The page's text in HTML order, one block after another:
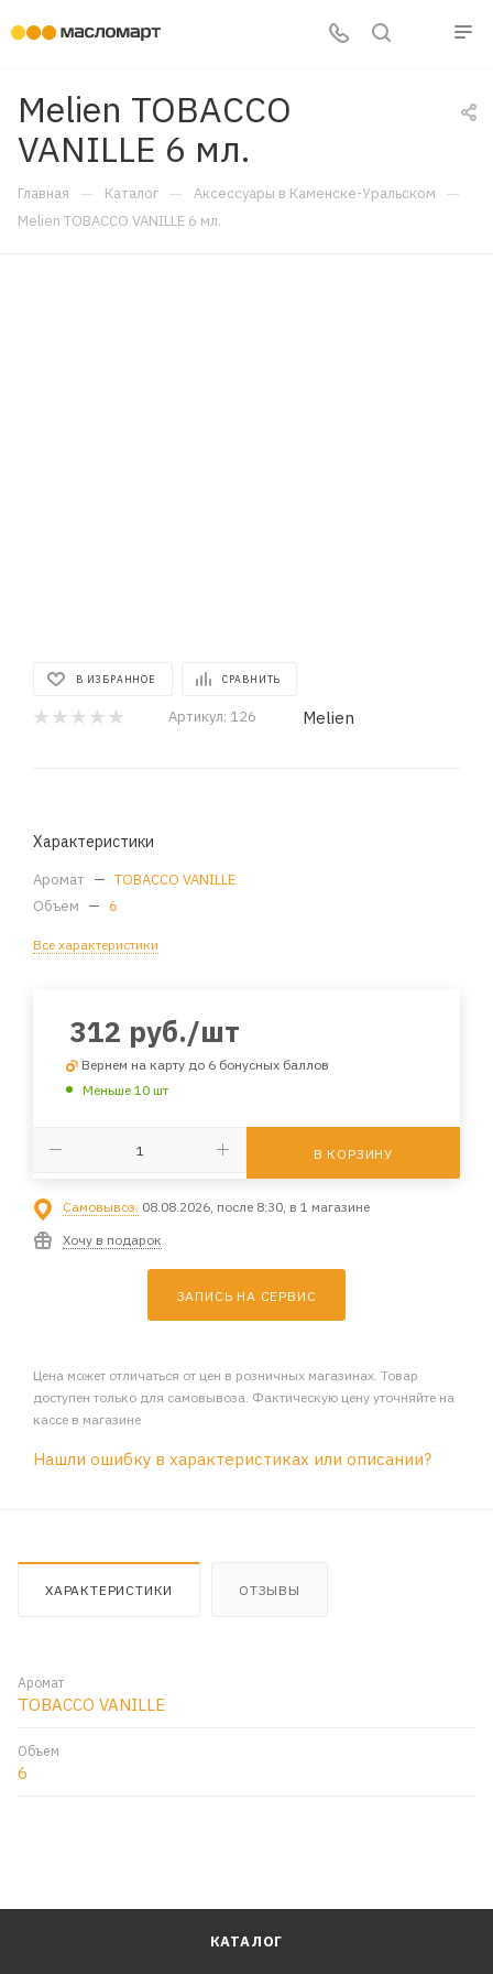
Melien TOBACCO
VANILLE 6 мл.
Главная — Каталог — Аксессуары в Каменске-Уральском —
Melien TOBACCO VANILLE 6 мл.
В ИЗБРАННОЕ СРАВНИТЬ
Артикул: 126 Melien
Характеристики
Аромат — TOBACCO VANILLE
Объем — 6
Все характеристики
312 руб./шт
Вернем на карту до 6 бонусных баллов
Меньше 10 шт
В КОРЗИНУ
Самовывоз: 08.08.2026, после 8:30, в 1 магазине
Хочу в подарок
ЗАПИСЬ НА СЕРВИС
Цена может отличаться от цен в розничных магазинах. Товар
доступен только для самовывоза. Фактическую цену уточняйте на
кассе в магазине
Нашли ошибку в характеристиках или описании?
ХАРАКТЕРИСТИКИ ОТЗЫВЫ
Аромат
TOBACCO VANILLE
Объем
6
КАТАЛОГ